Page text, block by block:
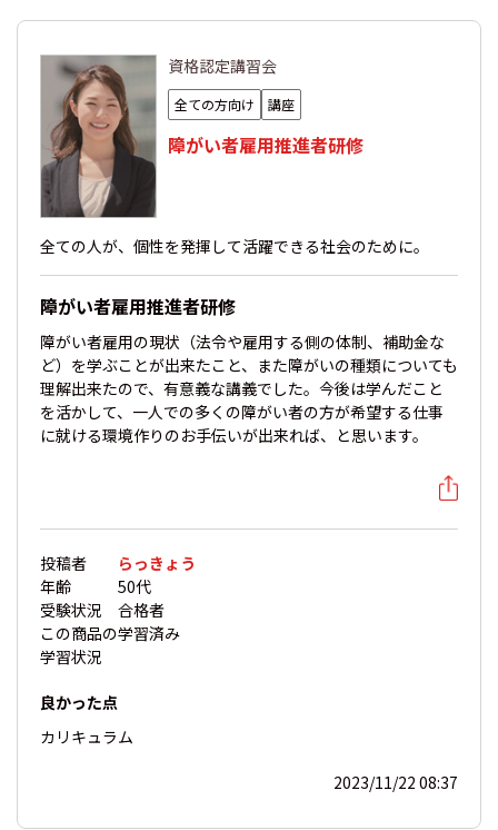
資格認定講習会
全ての方向け 講座
障がい者雇用推進者研修
全ての人が、個性を発揮して活躍できる社会のために。
障がい者雇用推進者研修
障がい者雇用の現状（法令や雇用する側の体制、補助金な
ど）を学ぶことが出来たこと、また障がいの種類についても
理解出来たので、有意義な講義でした。今後は学んだこと
を活かして、一人での多くの障がい者の方が希望する仕事
に就ける環境作りのお手伝いが出来れば、と思います。
投稿者
らっきょう
年齢
50代
受験状況
合格者
この商品の
学習状況
学習済み
良かった点
カリキュラム
2023/11/22 08:37